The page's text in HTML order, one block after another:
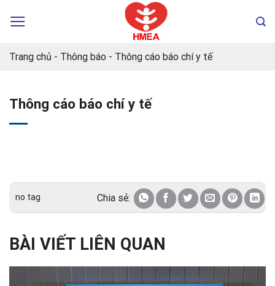
đến
dungTrang chủ - Thông báo - Thông cáo báo chí y tế
Thông cáo báo chí y tế
no tag Chia sẻ:
BÀI VIẾT LIÊN QUAN